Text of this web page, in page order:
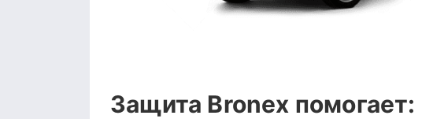
Защита Bronex помогает: